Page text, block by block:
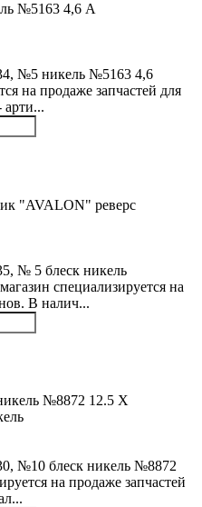
№5 никель №5163 4,6
на продаже запчастей для
арти...
№ 5 блеск никель
специализируется на
В налич...
№10 блеск никель №8872
на продаже запчастей